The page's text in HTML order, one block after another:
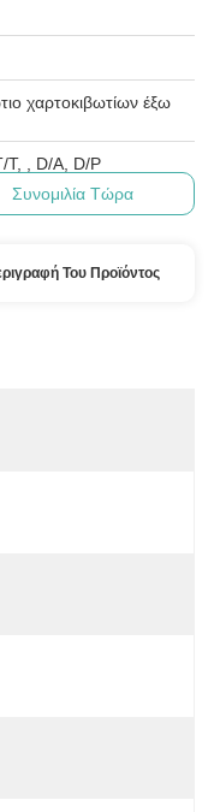
χαρτοκιβωτίων έξω
T, , D/A, D/P
Συνομιλία Τώρα
Του Προϊόντος